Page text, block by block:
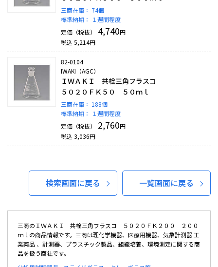
三商在庫： 74個
標準納期：
１週間程度
定価（税抜）
4,740円
税込 5,214円
82-0104
IWAKI（AGC）
ＩＷＡＫＩ 共栓三角フラスコ
５０２０ＦＫ５０ ５０ｍｌ
三商在庫： 188個
標準納期：
１週間程度
定価（税抜）
2,760円
税込 3,036円
検索画面に戻る 一覧画面に戻る
三商のＩＷＡＫＩ 共栓三角フラスコ ５０２０ＦＫ２００ ２００
ｍｌの商品情報です。三商は理化学機器、医療用機器、気象計測器 工
業薬品 、計測器、プラスチック製品、組織培養、環境測定に関する商
品を扱う商社です。